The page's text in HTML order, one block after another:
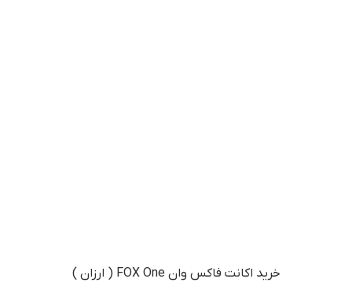
خرید اکانت فاکس وان FOX One ( ارزان )